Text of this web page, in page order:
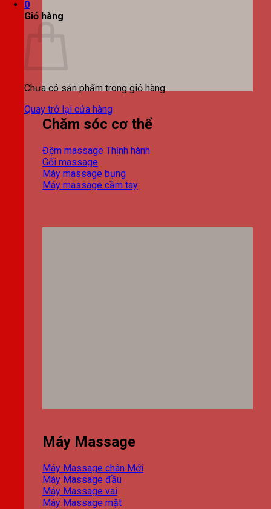
0
Giỏ hàng
Chưa có sản phẩm trong giỏ hàng.
Quay trở lại cửa hàng
Chăm sóc cơ thể
Đệm massage
Gối massage
Máy massage bụng
Máy massage cầm tay
Máy Massage
Máy Massage chân
Máy Massage đầu
Máy Massage vai
Máy Massage mặt